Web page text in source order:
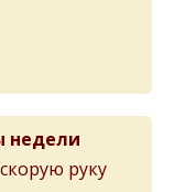
недели
руку